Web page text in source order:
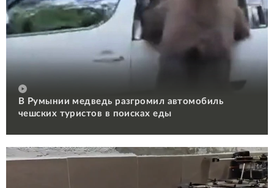
В Румынии медведь разгромил автомобиль
чешских туристов в поисках еды